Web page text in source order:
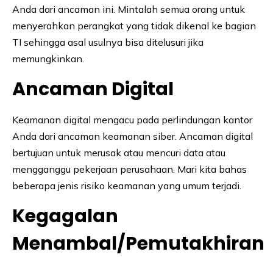
Anda dari ancaman ini. Mintalah semua orang untuk
menyerahkan perangkat yang tidak dikenal ke bagian
TI sehingga asal usulnya bisa ditelusuri jika
memungkinkan.
Ancaman Digital
Keamanan digital mengacu pada perlindungan kantor
Anda dari ancaman keamanan siber. Ancaman digital
bertujuan untuk merusak atau mencuri data atau
mengganggu pekerjaan perusahaan. Mari kita bahas
beberapa jenis risiko keamanan yang umum terjadi.
Kegagalan
Menambal/Pemutakhiran